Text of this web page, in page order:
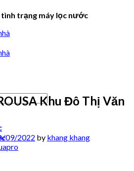
trạng máy lọc nước
Khu Đô Thị Văn
09/2022 by khang khang